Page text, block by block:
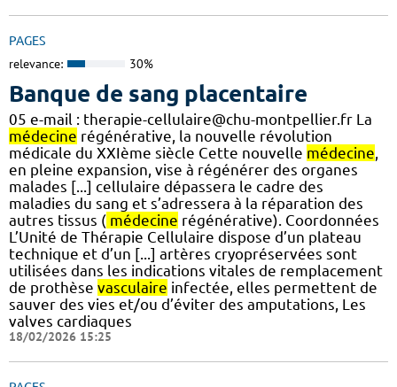
PAGES
relevance: 30%
Banque de sang placentaire
05 e-mail : therapie-cellulaire@chu-montpellier.fr La
médecine régénérative, la nouvelle révolution
médicale du XXIème siècle Cette nouvelle médecine
en pleine expansion, vise à régénérer des organes
malades [...] cellulaire dépassera le cadre des
maladies du sang et s’adressera à la réparation des
autres tissus ( médecine régénérative). Coordonnées
L’Unité de Thérapie Cellulaire dispose d’un plateau
technique et d’un [...] artères cryopréservées sont
utilisées dans les indications vitales de remplacement
de prothèse vasculaire infectée, elles permettent de
sauver des vies et/ou d’éviter des amputations, Les
valves cardiaques
18/02/2026 15:25